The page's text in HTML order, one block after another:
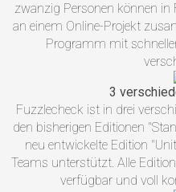
zwanzig Personen können
an einem Online-Projekt
Programm mit
3
Fuzzlecheck ist in drei
den bisherigen Editionen
neu entwickelte Edition
Teams unterstützt. Alle
verfügbar und voll